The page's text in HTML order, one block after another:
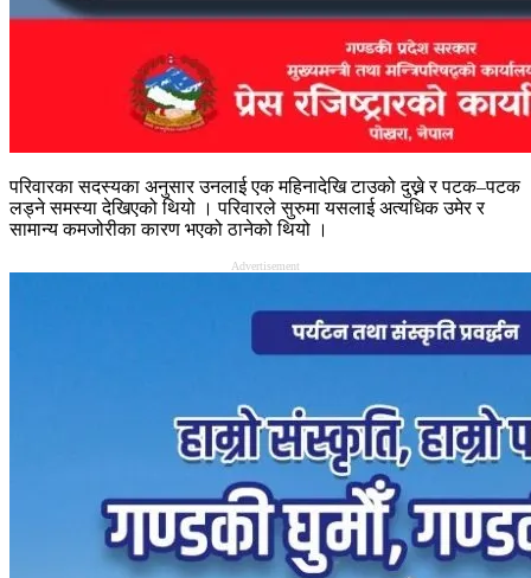
परिवारका सदस्यका अनुसार उनलाई एक महिनादेखि टाउको दुख्ने र पटक–पटक
लड्ने समस्या देखिएको थियो । परिवारले सुरुमा यसलाई अत्यधिक उमेर र
सामान्य कमजोरीका कारण भएको ठानेको थियो ।
Advertisement